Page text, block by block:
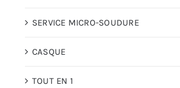
SERVICE MICRO-SOUDURE
CASQUE
TOUT EN 1